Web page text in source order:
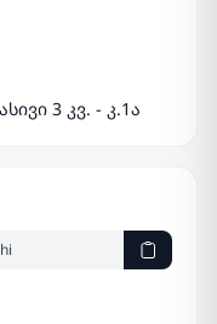
3 კვ. - კ.1ა